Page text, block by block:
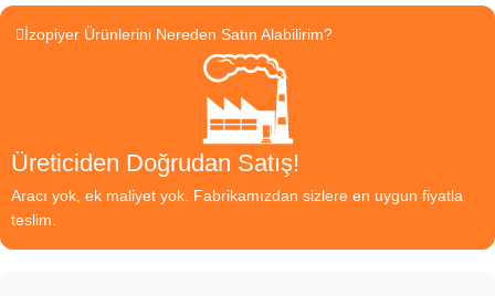
İzopiyer Ürünlerini Nereden Satın Alabilirim?
Üreticiden Doğrudan Satış!
Aracı yok, ek maliyet yok. Fabrikamızdan sizlere en uygun fiyatla
teslim.